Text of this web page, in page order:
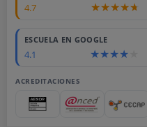
4.7
ESCUELA EN GOOGLE
4.1
ACREDITACIONES